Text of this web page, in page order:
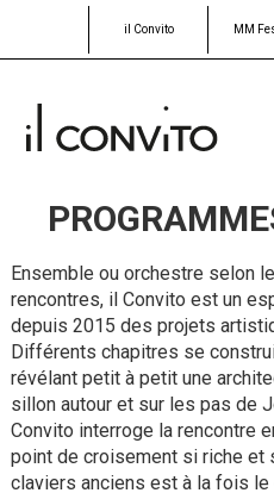
il Convito MM
Ensemble ou orchestre selon
rencontres, il Convito est un
depuis 2015 des projets
Différents chapitres se
révélant petit à petit une
sillon autour et sur les pas de
Convito interroge la rencontre
point de croisement si riche
claviers anciens est à la fois